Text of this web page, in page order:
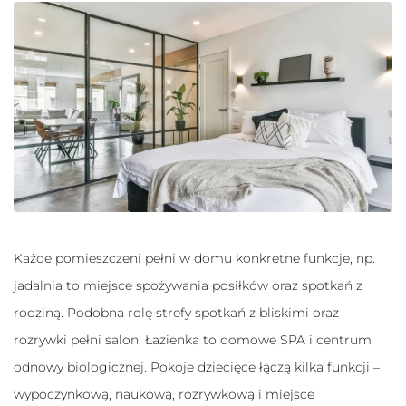
Każde pomieszczeni pełni w domu konkretne funkcje, np.
jadalnia to miejsce spożywania posiłków oraz spotkań z
rodziną. Podobna rolę strefy spotkań z bliskimi oraz
rozrywki pełni salon. Łazienka to domowe SPA i centrum
odnowy biologicznej. Pokoje dziecięce łączą kilka funkcji –
wypoczynkową, naukową, rozrywkową i miejsce
Konieczne
Te pliki cookie
nie są
opcjonalne. Są
one potrzebne
strony
Statystyka
Abyśmy mogli
poprawić
i strukturę